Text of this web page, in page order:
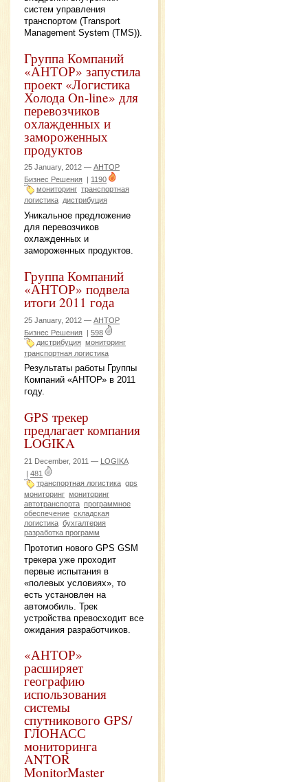
систем управления
транспортом (Transport
Management System (TMS)).
Группа Компаний
«АНТОР» запустила
проект «Логистика
Холода On-line» для
перевозчиков
охлажденных и
замороженных
продуктов
25 January, 2012 — АНТОР
Бизнес Решения
1190
мониторинг транспортная
логистика дистрибуция
Уникальное предложение
для перевозчиков
охлажденных и
замороженных продуктов.
Группа Компаний
«АНТОР» подвела
итоги 2011 года
25 January, 2012 — АНТОР
Бизнес Решения | 598
дистрибуция мониторинг
транспортная логистика
Результаты работы Группы
Компаний «АНТОР» в 2011
году.
GPS трекер
предлагает компания
LOGIKA
21 December, 2011 — LOGIKA
| 481
транспортная логистика gps
мониторинг мониторинг
автотранспорта программное
обеспечение складская
логистика бухгалтерия
разработка программ
Прототип нового GPS GSM
трекера уже проходит
первые испытания в
«полевых условиях», то
есть установлен на
автомобиль. Трек
устройства превосходит все
ожидания разработчиков.
«АНТОР»
расширяет
географию
использования
системы
спутникового GPS/
ГЛОНАСС
мониторинга
ANTOR
MonitorMaster